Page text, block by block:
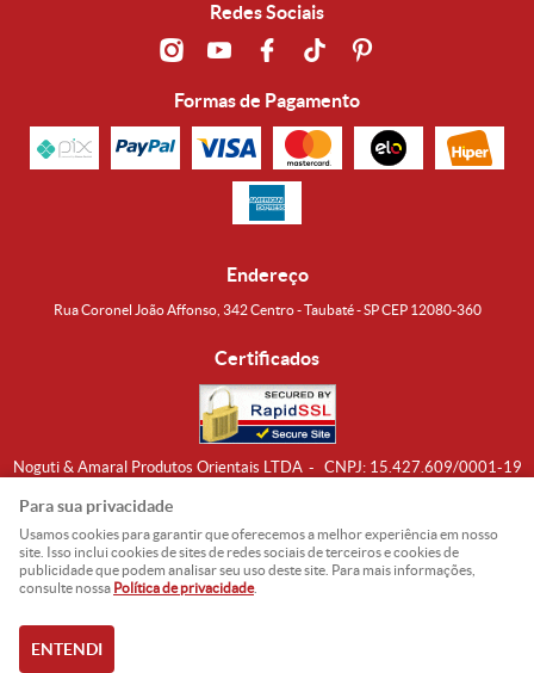
Redes Sociais
Formas de Pagamento
Endereço
Rua Coronel João Affonso, 342 Centro - Taubaté - SP CEP 12080-360
Certificados
Noguti & Amaral Produtos Orientais LTDA CNPJ: 15.427.609/0001-19
Para sua privacidade
Usamos cookies para garantir que oferecemos a melhor experiência em nosso
site. Isso inclui cookies de sites de redes sociais de terceiros e cookies de
publicidade que podem analisar seu uso deste site. Para mais informações,
consulte nossa Política de privacidade.
ENTENDI